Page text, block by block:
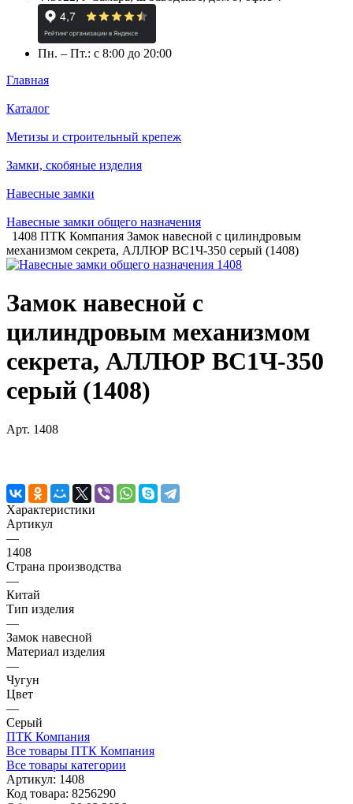
Пн. – Пт.: с 8:00 до 20:00
Главная
Каталог
Метизы и строительный крепеж
Замки, скобяные изделия
Навесные замки
Навесные замки общего назначения
1408 ПТК Компания Замок навесной с цилиндровым
механизмом секрета, АЛЛЮР ВС1Ч-350 серый (1408)
Замок навесной с
цилиндровым механизмом
секрета, АЛЛЮР ВС1Ч-350
серый (1408)
Арт. 1408
Характеристики
Артикул
—
1408
Страна производства
—
Китай
Тип изделия
—
Замок навесной
Материал изделия
—
Чугун
Цвет
—
Серый
ПТК Компания
Все товары ПТК Компания
Все товары категории
Артикул: 1408
Код товара: 8256290